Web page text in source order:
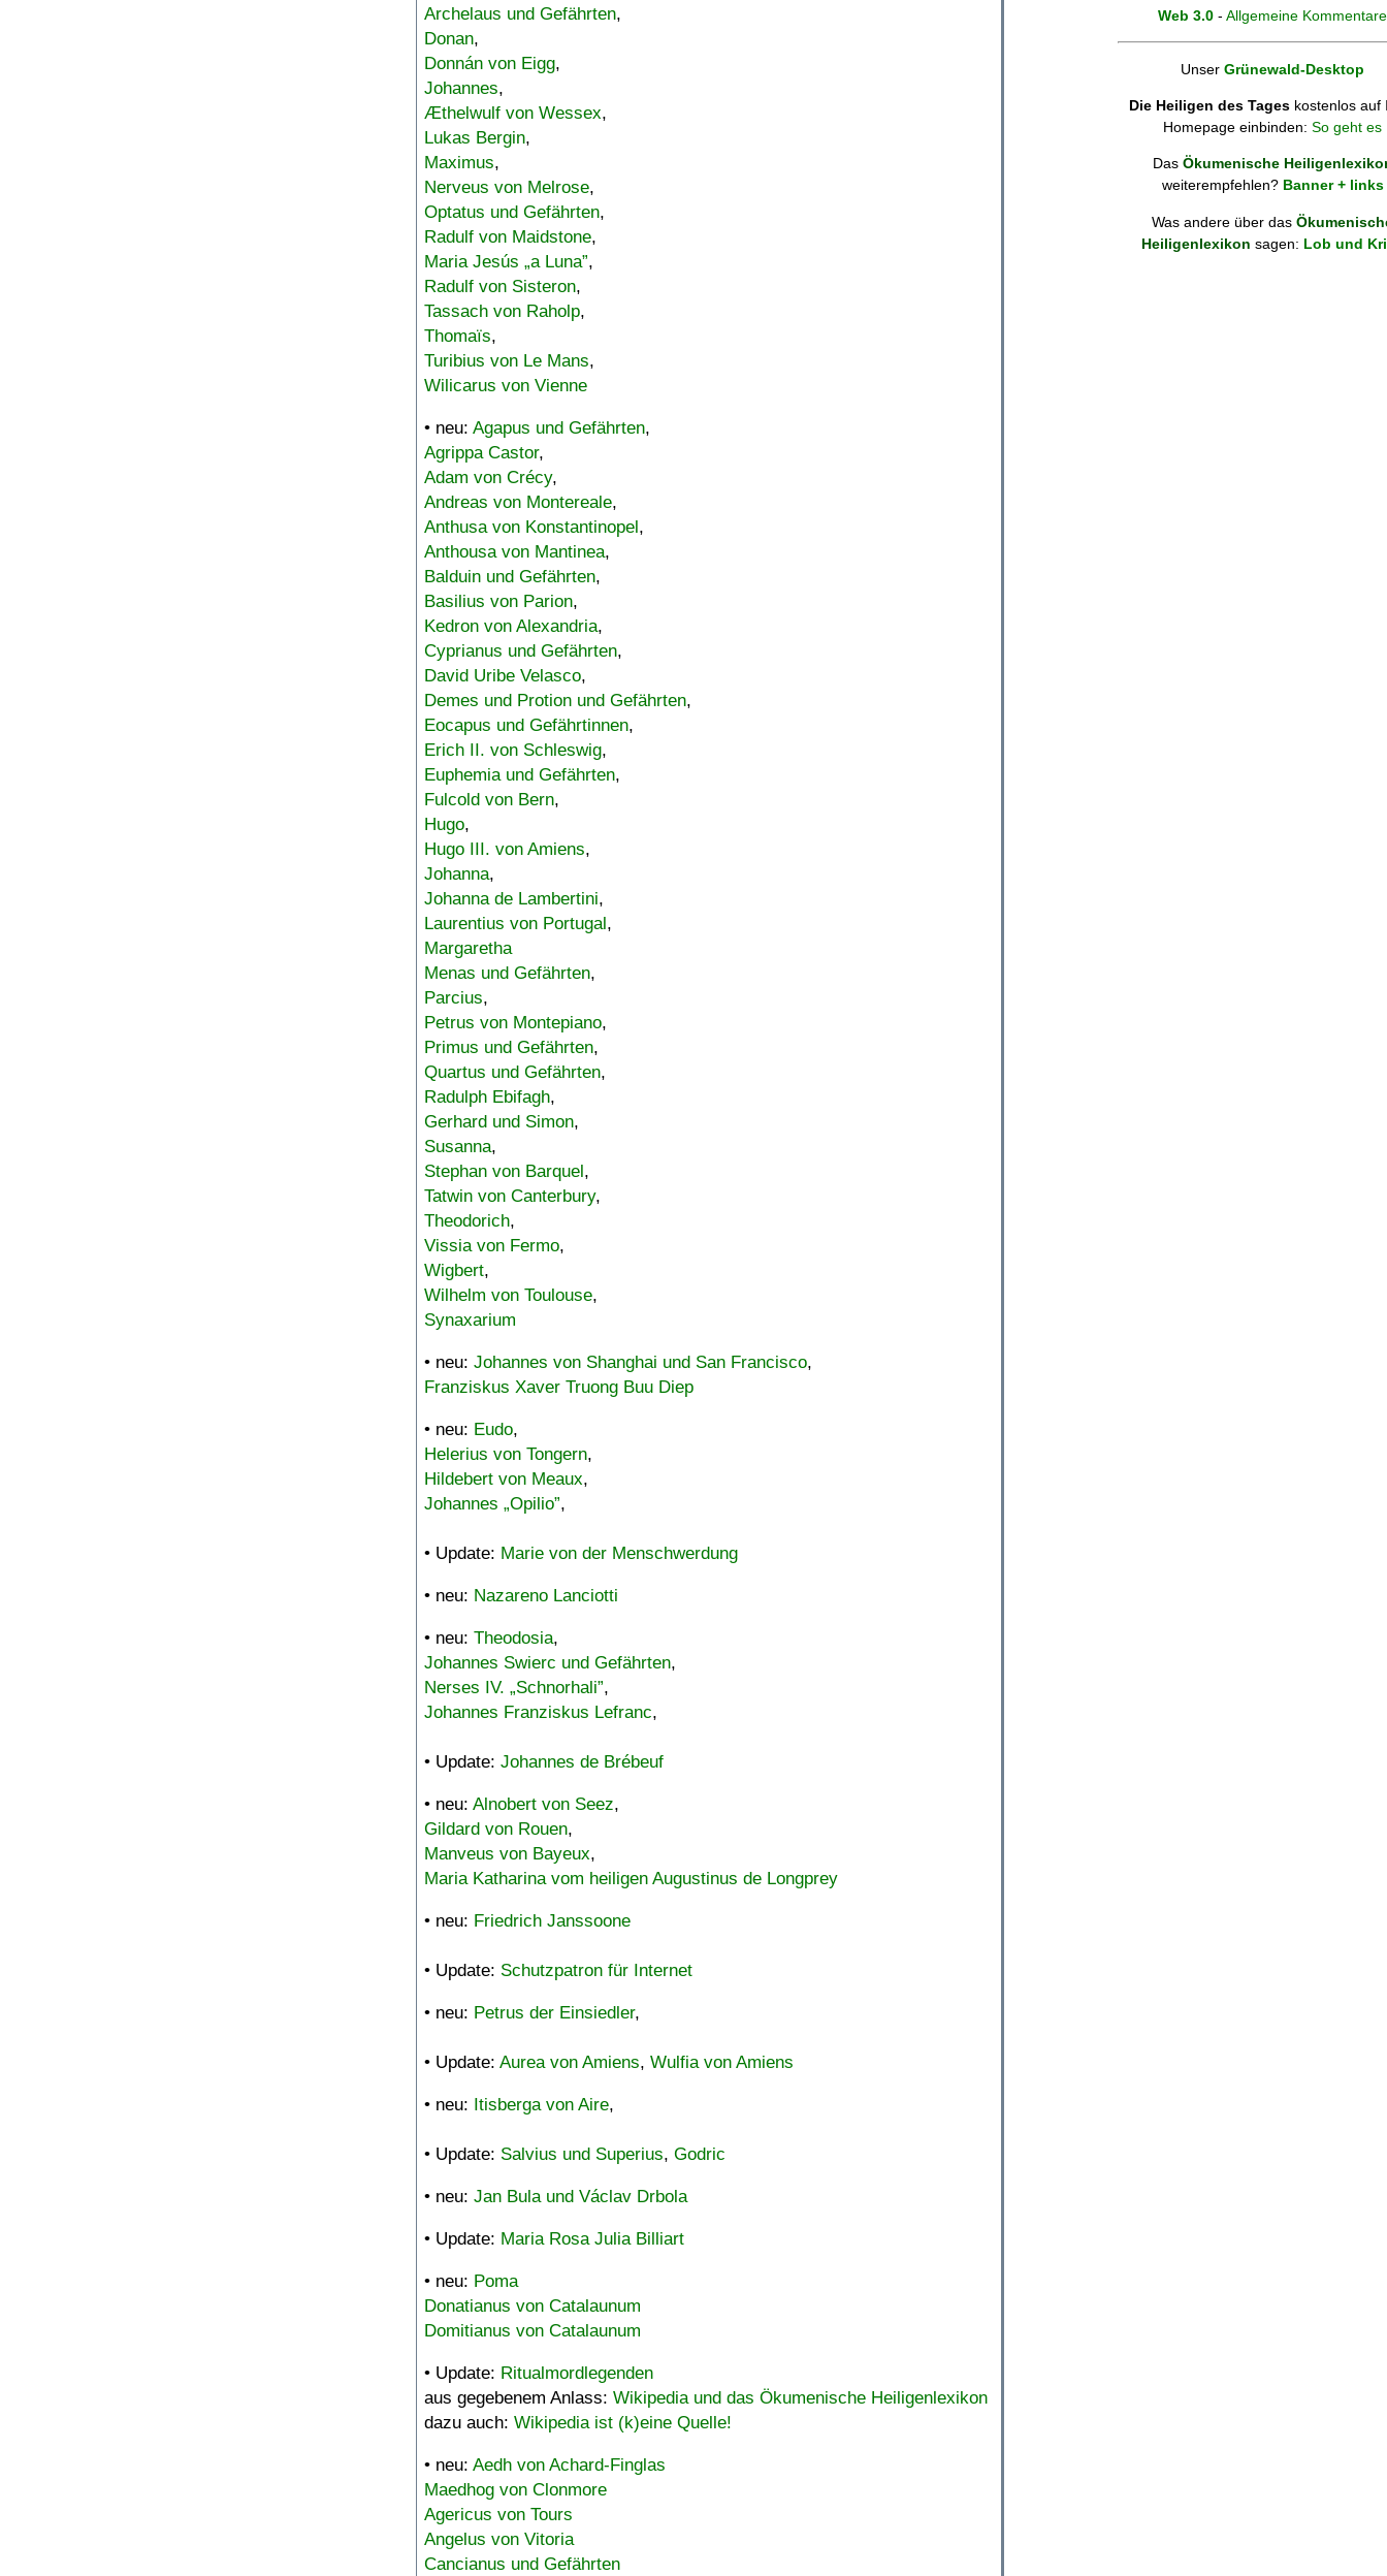
Archelaus und Gefährten,
Donan,
Donnán von Eigg,
Johannes,
Æthelwulf von Wessex,
Lukas Bergin,
Maximus,
Nerveus von Melrose,
Optatus und Gefährten,
Radulf von Maidstone,
Maria Jesús „a Luna”,
Radulf von Sisteron,
Tassach von Raholp,
Thomaïs,
Turibius von Le Mans,
Wilicarus von Vienne
• neu: Agapus und Gefährten,
Agrippa Castor,
Adam von Crécy,
Andreas von Montereale,
Anthusa von Konstantinopel,
Anthousa von Mantinea,
Balduin und Gefährten,
Basilius von Parion,
Kedron von Alexandria,
Cyprianus und Gefährten,
David Uribe Velasco,
Demes und Protion und Gefährten,
Eocapus und Gefährtinnen,
Erich II. von Schleswig,
Euphemia und Gefährten,
Fulcold von Bern,
Hugo,
Hugo III. von Amiens,
Johanna,
Johanna de Lambertini,
Laurentius von Portugal,
Margaretha
Menas und Gefährten,
Parcius,
Petrus von Montepiano,
Primus und Gefährten,
Quartus und Gefährten,
Radulph Ebifagh,
Gerhard und Simon,
Susanna,
Stephan von Barquel,
Tatwin von Canterbury,
Theodorich,
Vissia von Fermo,
Wigbert,
Wilhelm von Toulouse,
Synaxarium
• neu: Johannes von Shanghai und San Francisco,
Franziskus Xaver Truong Buu Diep
• neu: Eudo,
Helerius von Tongern,
Hildebert von Meaux,
Johannes „Opilio”,
• Update: Marie von der Menschwerdung
• neu: Nazareno Lanciotti
• neu: Theodosia,
Johannes Swierc und Gefährten,
Nerses IV. „Schnorhali”,
Johannes Franziskus Lefranc,
• Update: Johannes de Brébeuf
• neu: Alnobert von Seez,
Gildard von Rouen,
Manveus von Bayeux,
Maria Katharina vom heiligen Augustinus de Longprey
• neu: Friedrich Janssoone
• Update: Schutzpatron für Internet
• neu: Petrus der Einsiedler,
• Update: Aurea von Amiens, Wulfia von Amiens
• neu: Itisberga von Aire,
• Update: Salvius und Superius, Godric
• neu: Jan Bula und Václav Drbola
• Update: Maria Rosa Julia Billiart
• neu: Poma
Donatianus von Catalaunum
Domitianus von Catalaunum
• Update: Ritualmordlegenden
aus gegebenem Anlass: Wikipedia und das Ökumenische Heiligenlexikon
dazu auch: Wikipedia ist (k)eine Quelle!
• neu: Aedh von Achard-Finglas
Maedhog von Clonmore
Agericus von Tours
Angelus von Vitoria
Cancianus und Gefährten
Web 3.0 - Allgemeine Kommentare
Unser Grünewald-Desktop
Die Heiligen des Tages kostenlos auf
Homepage einbinden: So geht es
Das Ökumenische
weiterempfehlen? Banner + links
Was andere über das
Heiligenlexikon sagen: Lob und